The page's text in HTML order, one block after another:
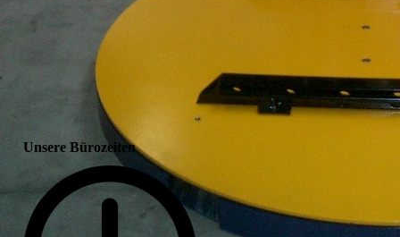
Unsere Bürozeiten